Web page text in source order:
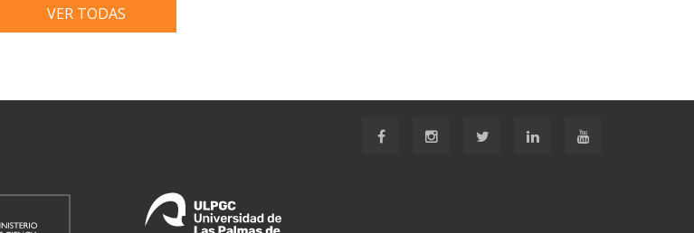
VER TODAS